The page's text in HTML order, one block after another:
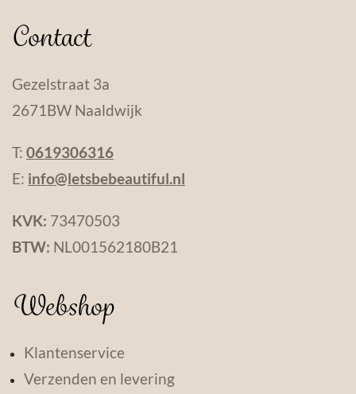
Contact
Gezelstraat 3a
2671BW Naaldwijk
T: 0619306316
E: info@letsbebeautiful.nl
KVK: 73470503
BTW: NL001562180B21
Webshop
Klantenservice
Verzenden en levering